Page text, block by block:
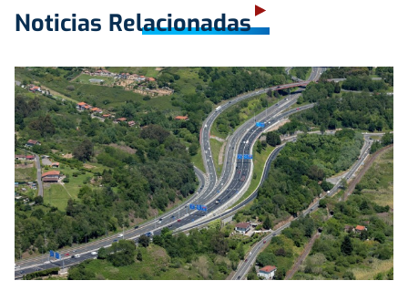
Noticias Relacionadas